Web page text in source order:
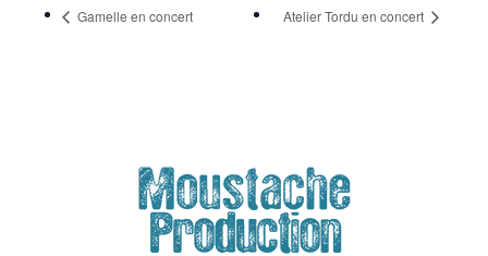
Gamelle en concert Atelier Tordu en concert